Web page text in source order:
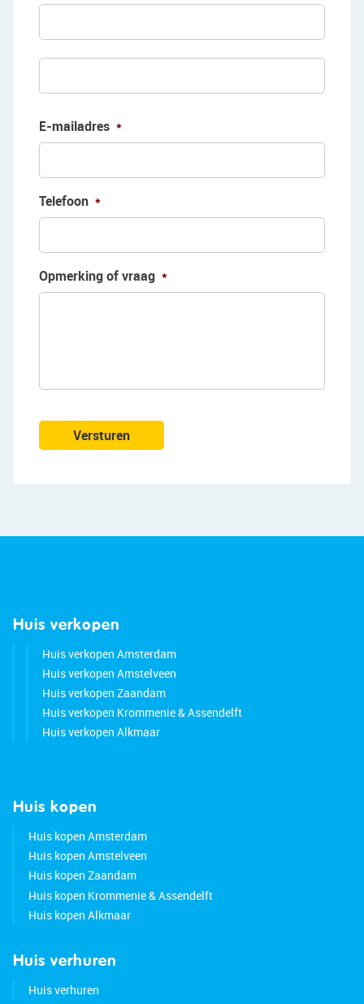
E-mailadres *
Telefoon *
Opmerking of vraag *
Versturen
Huis verkopen
Huis verkopen Amsterdam
Huis verkopen Amstelveen
Huis verkopen Zaandam
Huis verkopen Krommenie & Assendelft
Huis verkopen Alkmaar
Huis kopen
Huis kopen Amsterdam
Huis kopen Amstelveen
Huis kopen Zaandam
Huis kopen Krommenie & Assendelft
Huis kopen Alkmaar
Huis verhuren
Huis verhuren